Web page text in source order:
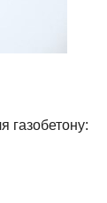
газобетону: